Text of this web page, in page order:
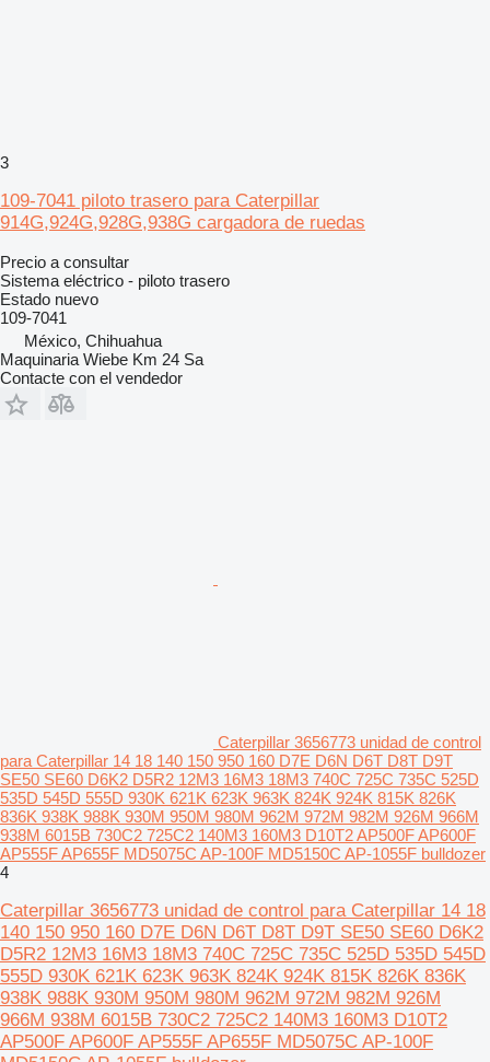
3
109-7041 piloto trasero para Caterpillar
914G,924G,928G,938G cargadora de ruedas
Precio a consultar
Sistema eléctrico - piloto trasero
Estado nuevo
109-7041
México, Chihuahua
Maquinaria Wiebe Km 24 Sa
Contacte con el vendedor
Caterpillar 3656773 unidad de control
para Caterpillar 14 18 140 150 950 160 D7E D6N D6T D8T D9T
SE50 SE60 D6K2 D5R2 12M3 16M3 18M3 740C 725C 735C 525D
535D 545D 555D 930K 621K 623K 963K 824K 924K 815K 826K
836K 938K 988K 930M 950M 980M 962M 972M 982M 926M 966M
938M 6015B 730C2 725C2 140M3 160M3 D10T2 AP500F AP600F
AP555F AP655F MD5075C AP-100F MD5150C AP-1055F bulldozer
4
Caterpillar 3656773 unidad de control para Caterpillar 14 18
140 150 950 160 D7E D6N D6T D8T D9T SE50 SE60 D6K2
D5R2 12M3 16M3 18M3 740C 725C 735C 525D 535D 545D
555D 930K 621K 623K 963K 824K 924K 815K 826K 836K
938K 988K 930M 950M 980M 962M 972M 982M 926M
966M 938M 6015B 730C2 725C2 140M3 160M3 D10T2
AP500F AP600F AP555F AP655F MD5075C AP-100F